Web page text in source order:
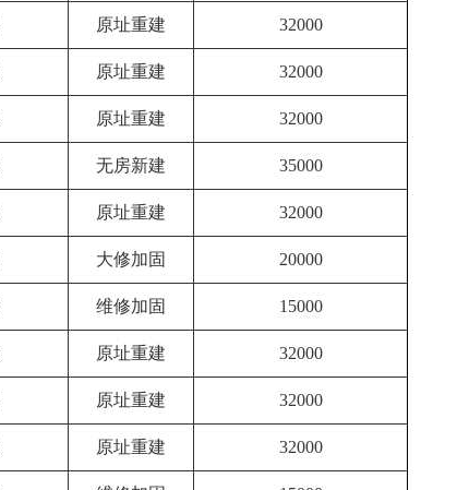
原址重建 32000
原址重建 32000
原址重建 32000
无房新建 35000
原址重建 32000
大修加固 20000
维修加固 15000
原址重建 32000
原址重建 32000
原址重建 32000